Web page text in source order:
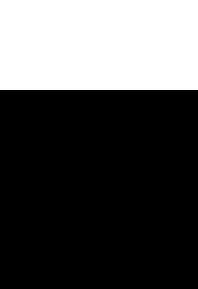
Excel à Bourges